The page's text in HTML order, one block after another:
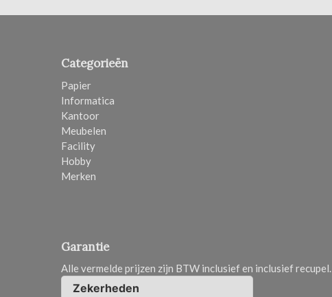
Categorieën
Papier
Informatica
Kantoor
Meubelen
Facility
Hobby
Merken
Garantie
Alle vermelde prijzen zijn BTW inclusief en inclusief recupel.